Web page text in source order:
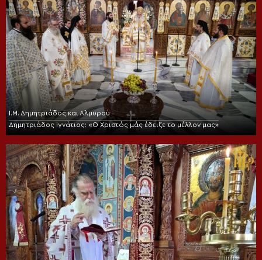
Ι.Μ. Δημητριάδος και Αλμυρού
Δημητριάδος Ιγνάτιος: «Ο Χριστός μάς έδειξε το μέλλον μας»